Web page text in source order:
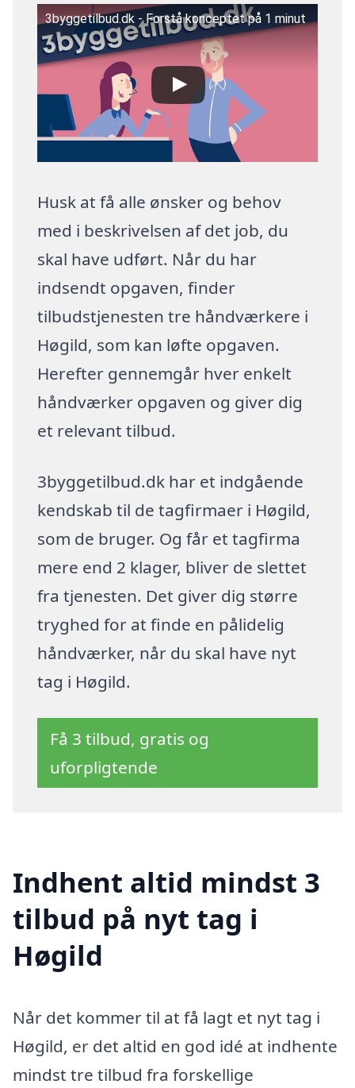
3byggetilbud.dk - Forstå konceptet på 1 minut
Husk at få alle ønsker og behov
med i beskrivelsen af det job, du
skal have udført. Når du har
indsendt opgaven, finder
tilbudstjenesten tre håndværkere i
Høgild, som kan løfte opgaven.
Herefter gennemgår hver enkelt
håndværker opgaven og giver dig
et relevant tilbud.
3byggetilbud.dk har et indgående
kendskab til de tagfirmaer i Høgild,
som de bruger. Og får et tagfirma
mere end 2 klager, bliver de slettet
fra tjenesten. Det giver dig større
tryghed for at finde en pålidelig
håndværker, når du skal have nyt
tag i Høgild.
Få 3 tilbud, gratis og
uforpligtende
Indhent altid mindst 3
tilbud på nyt tag i
Høgild
Når det kommer til at få lagt et nyt tag i
Høgild, er det altid en god idé at indhente
mindst tre tilbud fra forskellige